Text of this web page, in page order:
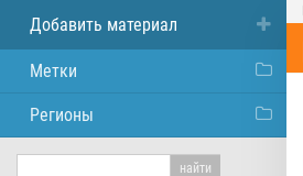
Добавить материал
Метки
Регионы